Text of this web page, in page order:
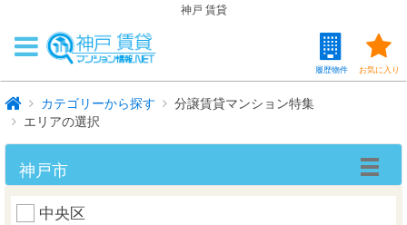
神戸 賃貸
お気に入り
履歴物件
カテゴリーから探す
分譲賃貸マンション特集
エリアの選択
神戸市
中央区